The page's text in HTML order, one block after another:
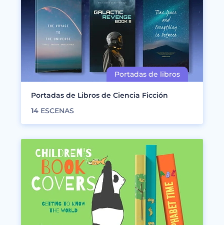
Portadas de Libros de Ciencia Ficción
14 ESCENAS